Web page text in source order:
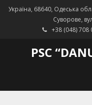
Україна, 68640, Одеська
Суворове,
+38 (048) 708
PSC